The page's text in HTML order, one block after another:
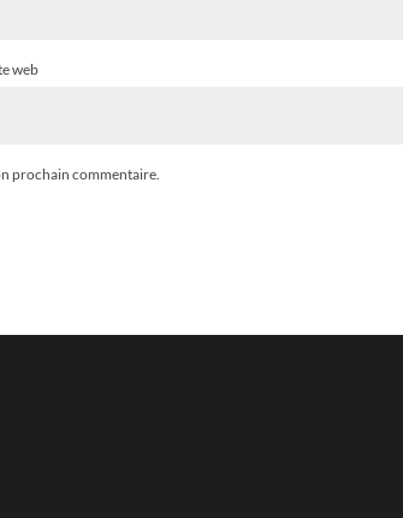
web
prochain commentaire.